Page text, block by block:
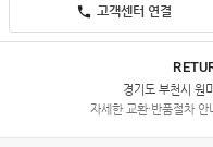
고객센터 연결
경기도 부천시 원
자세한 교환·반품절차